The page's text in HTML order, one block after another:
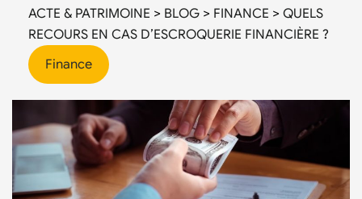
ACTE & PATRIMOINE > BLOG > FINANCE > QUELS
RECOURS EN CAS D’ESCROQUERIE FINANCIÈRE ?
Finance